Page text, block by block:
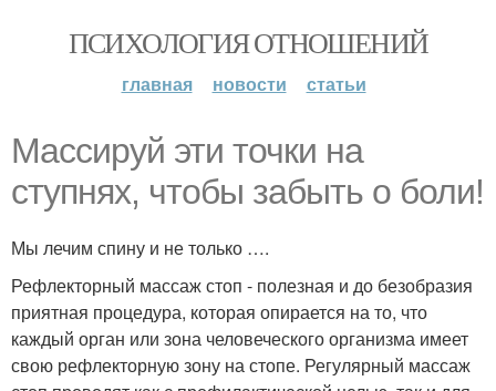
ПСИХОЛОГИЯ ОТНОШЕНИЙ
главная новости статьи
Массируй эти точки на
ступнях, чтобы забыть о боли!
Мы лечим спину и не только ….
Рефлекторный массаж стоп - полезная и до безобразия
приятная процедура, которая опирается на то, что
каждый орган или зона человеческого организма имеет
свою рефлекторную зону на стопе. Регулярный массаж